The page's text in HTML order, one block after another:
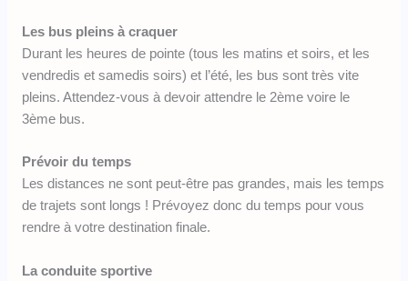
Les bus pleins à craquer
Durant les heures de pointe (tous les matins et soirs, et les
vendredis et samedis soirs) et l’été, les bus sont très vite
pleins. Attendez-vous à devoir attendre le 2ème voire le
3ème bus.
Prévoir du temps
Les distances ne sont peut-être pas grandes, mais les temps
de trajets sont longs ! Prévoyez donc du temps pour vous
rendre à votre destination finale.
La conduite sportive